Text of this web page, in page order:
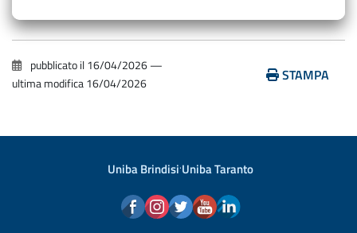
pubblicato il16/04/2026—
ultima modifica16/04/2026 STAMPA
Uniba Brindisi·Uniba Taranto